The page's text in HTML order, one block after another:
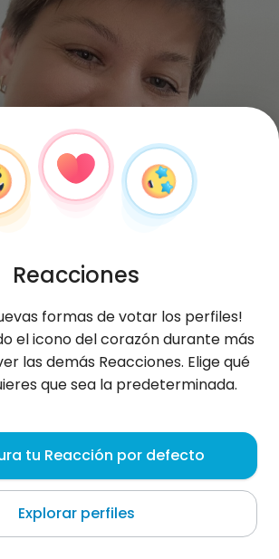
, 35
Reacciones
formas de votar los perfiles!
el icono del corazón durante más
las demás Reacciones. Elige qué
que sea la predeterminada.
tu Reacción por defecto
Explorar perfiles